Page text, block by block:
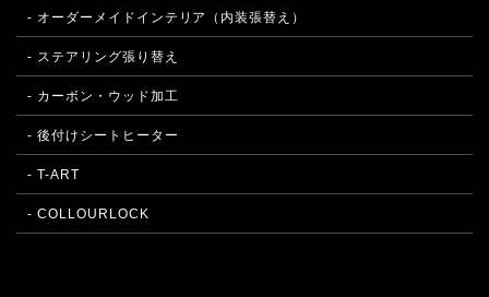
- オーダーメイドインテリア（内装張替え）
- ステアリング張り替え
- カーボン・ウッド加工
- 後付けシートヒーター
- T-ART
- COLLOURLOCK